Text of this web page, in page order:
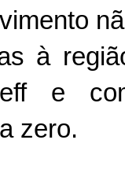
à
e
zero.